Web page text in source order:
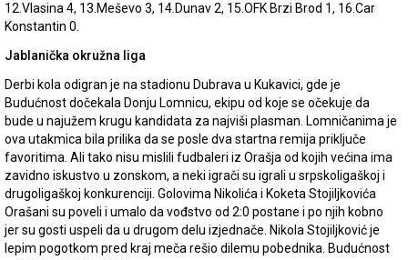
12.Vlasina 4, 13.Meševo 3, 14.Dunav 2, 15.OFK Brzi Brod 1, 16.Car
Konstantin 0.
Jablanička okružna liga
Derbi kola odigran je na stadionu Dubrava u Kukavici, gde je
Budućnost dočekala Donju Lomnicu, ekipu od koje se očekuje da
bude u najužem krugu kandidata za najviši plasman. Lomničanima je
ova utakmica bila prilika da se posle dva startna remija priključe
favoritima. Ali tako nisu mislili fudbaleri iz Orašja od kojih većina ima
zavidno iskustvo u zonskom, a neki igrači su igrali u srpskoligaškoj i
drugoligaškoj konkurenciji. Golovima Nikolića i Koketa Stojiljkovića
Orašani su poveli i umalo da vođstvo od 2:0 postane i po njih kobno
jer su gosti uspeli da u drugom delu izjednače. Nikola Stojiljković je
lepim pogotkom pred kraj meča rešio dilemu pobednika. Budućnost